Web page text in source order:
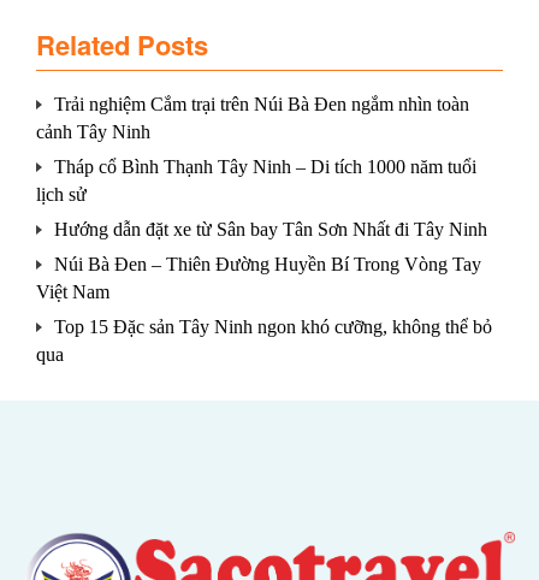
Related Posts
Trải nghiệm Cắm trại trên Núi Bà Đen ngắm nhìn toàn
cảnh Tây Ninh
Tháp cổ Bình Thạnh Tây Ninh – Di tích 1000 năm tuổi
lịch sử
Hướng dẫn đặt xe từ Sân bay Tân Sơn Nhất đi Tây Ninh
Núi Bà Đen – Thiên Đường Huyền Bí Trong Vòng Tay
Việt Nam
Top 15 Đặc sản Tây Ninh ngon khó cưỡng, không thể bỏ
qua